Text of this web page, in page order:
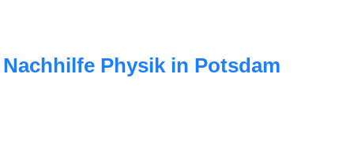
Nachhilfe Physik in Potsdam